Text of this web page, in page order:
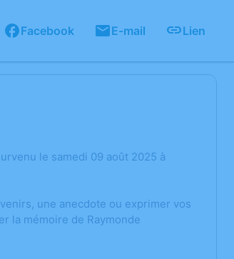
Facebook E-mail Lien
le samedi 09 août 2025 à
une anecdote ou exprimer vos
la mémoire de Raymonde